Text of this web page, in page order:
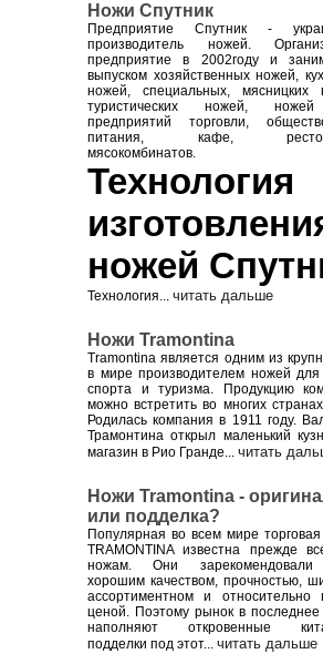
Ножи Спутник
Предприятие Спутник -
производитель ножей.
предприятие в 2002году и
выпуском хозяйственных ножей,
ножей, специальных, мясницких
туристических ножей,
предприятий торговли,
питания, кафе,
мясокомбинатов.
Технология
ножей
Технология... читать дальше
Ножи Tramontina
Tramontina является одним из
в мире производителем ножей для
спорта и туризма. Продукцию
можно встретить во многих
Родилась компания в 1911 году.
Трамонтина открыл маленький
магазин в Рио Гранде... читать
Ножи Tramontina -
или подделка?
Популярная во всем мире
TRAMONTINA известна прежде
ножам. Они
хорошим качеством, прочностью,
ассортиментном и относительно
ценой. Поэтому рынок в
наполняют откровенные
подделки под этот... читать дальше